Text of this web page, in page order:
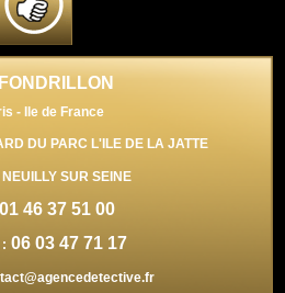
- Ile de France
DU PARC L'ILE DE LA JATTE
NEUILLY SUR SEINE
01 46 37 51 00
06 03 47 71 17